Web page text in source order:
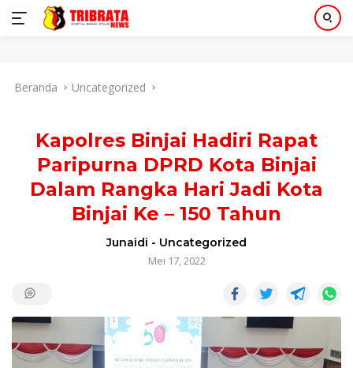
Beranda Uncategorized
Kapolres Binjai Hadiri Rapat
Paripurna DPRD Kota Binjai
Dalam Rangka Hari Jadi Kota
Binjai Ke – 150 Tahun
Junaidi - Uncategorized
Mei 17, 2022